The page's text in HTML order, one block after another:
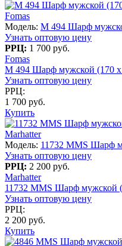
Fomas
Модель: M 494 Шарф
Узнать оптовую цену
РРЦ: 1 700 руб.
Fomas
M 494 Шарф мужской (170
Узнать оптовую цену
РРЦ:
1 700 руб.
Купить
Marhatter
Модель: 11732 MMS Шарф
Узнать оптовую цену
РРЦ: 2 200 руб.
Marhatter
11732 MMS Шарф мужской
Узнать оптовую цену
РРЦ:
2 200 руб.
Купить